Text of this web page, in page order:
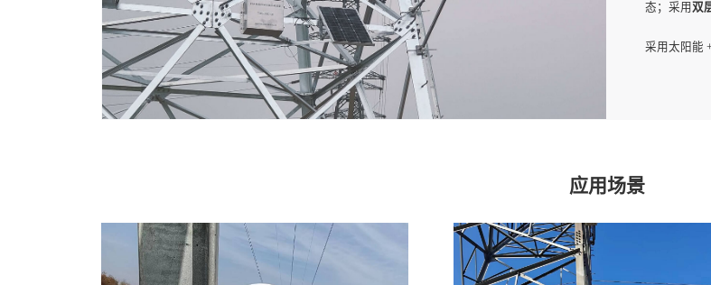
态；采用 双
采用太阳能
应用场景